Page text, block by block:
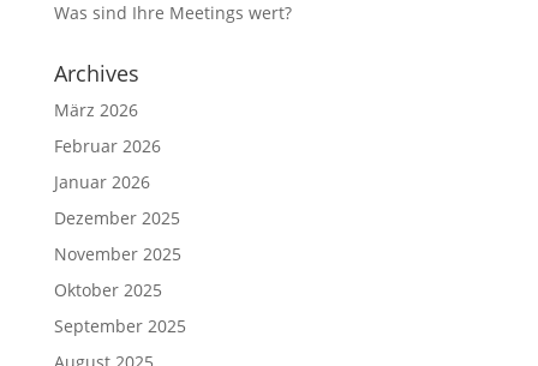
Was sind Ihre Meetings wert?
Archives
März 2026
Februar 2026
Januar 2026
Dezember 2025
November 2025
Oktober 2025
September 2025